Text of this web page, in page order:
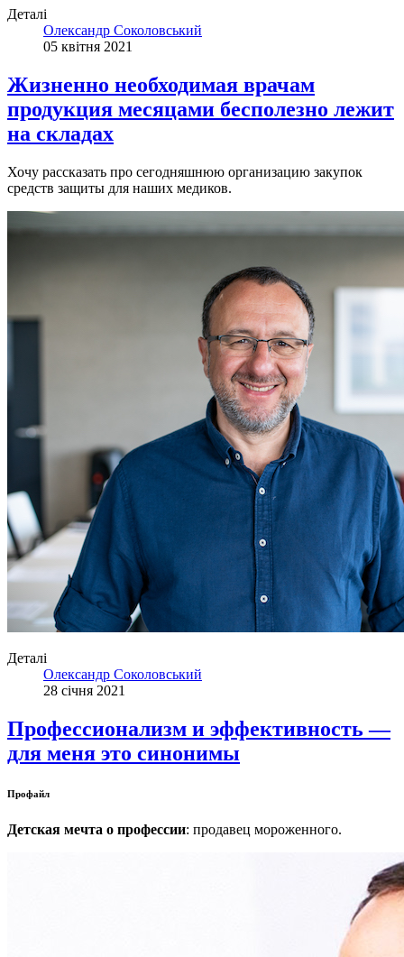
Деталі
Олександр Соколовський
05 квітня 2021
Жизненно необходимая врачам
продукция месяцами бесполезно лежит
на складах
Хочу рассказать про сегодняшнюю организацию закупок
средств защиты для наших медиков.
Деталі
Олександр Соколовський
28 січня 2021
Профессионализм и эффективность —
для меня это синонимы
Профайл
Детская мечта о профессии: продавец мороженного.